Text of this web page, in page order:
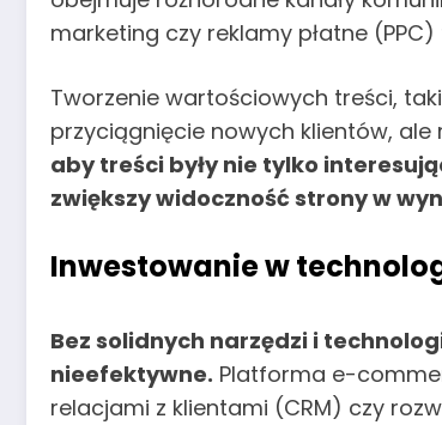
marketing czy reklamy płatne
Tworzenie wartościowych treści,
przyciągnięcie nowych klientów,
aby treści były nie tylko
zwiększy widoczność strony w
Inwestowanie w
Bez solidnych narzędzi i
nieefektywne. Platforma e-
relacjami z klientami (CRM) czy